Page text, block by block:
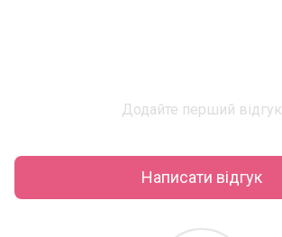
Додайте перший відгук
Написати відгук